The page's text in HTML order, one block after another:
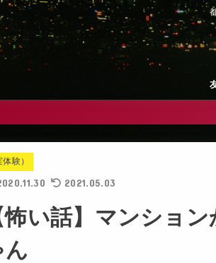
験）
2021.05.03
怖い話】マンショ
ん